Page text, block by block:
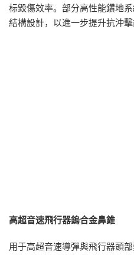
标毀傷效率。部分高性能鑽地
結構設計，以進一步提升抗沖擊
高超音速飛行器鎢合金鼻錐
用于高超音速導彈與飛行器頭